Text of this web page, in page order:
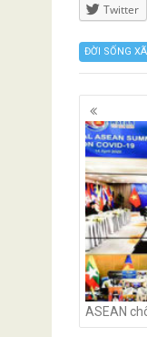
Twitter
ĐỜI SỐNG
Posts
ASEAN